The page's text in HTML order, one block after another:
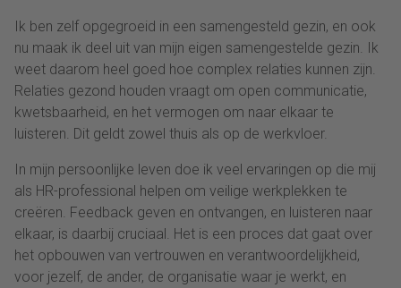
Ik ben zelf opgegroeid in een samengesteld gezin, en ook
nu maak ik deel uit van mijn eigen samengestelde gezin. Ik
weet daarom heel goed hoe complex relaties kunnen zijn.
Relaties gezond houden vraagt om open communicatie,
kwetsbaarheid, en het vermogen om naar elkaar te
luisteren. Dit geldt zowel thuis als op de werkvloer.
In mijn persoonlijke leven doe ik veel ervaringen op die mij
als HR-professional helpen om veilige werkplekken te
creëren. Feedback geven en ontvangen, en luisteren naar
elkaar, is daarbij cruciaal. Het is een proces dat gaat over
het opbouwen van vertrouwen en verantwoordelijkheid,
voor jezelf, de ander, de organisatie waar je werkt, en